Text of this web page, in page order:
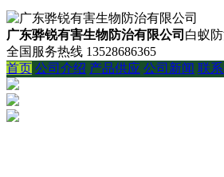
广东骅锐有害生物防治有限公司 白蚁
全国服务热线 13528686365
首页 公司介绍 产品供应 公司新闻 联